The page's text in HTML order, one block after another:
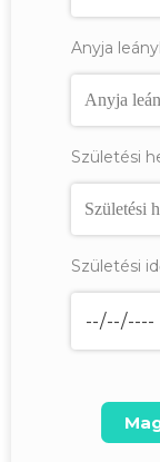
Anyja
Születési
Születési